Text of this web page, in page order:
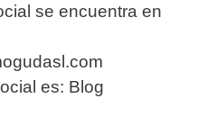
se encuentra en
es: Blog